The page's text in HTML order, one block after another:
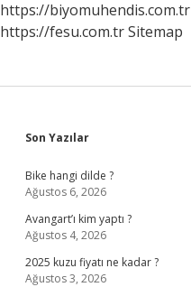
https://biyomuhendis.com.tr
https://fesu.com.trSitemap
Sidebar
Son Yazılar
Bike hangi dilde ?
Ağustos 6, 2026
Avangart’ı kim yaptı ?
Ağustos 4, 2026
2025 kuzu fiyatı ne kadar ?
Ağustos 3, 2026